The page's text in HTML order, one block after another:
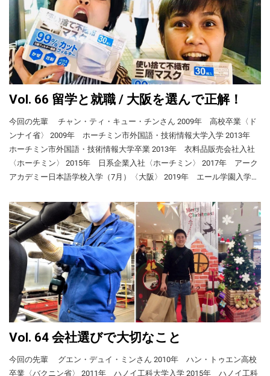
もありました。しかし、往復6～8時間の移動
が毎日続いても、手当はまったく増えません
でした。また、それ以外にも次のようなこと
がありました。 ①毎日忙しく、昼の休憩なし
で働き続けることが2日に1回ほどありまし
た。しかし、昼の休憩（1時間）をつぶして働
いても残業代は増えませんでした。 ②毎日、
の時間にも残業代が支払われませんでした。
りましたが、私たちがもらった残業代（毎月5
時間分）はそれすらカバーできない額でし
た。このため手取り給料は9～10万円しかあ
りませんでした。 私の家計簿（1カ月の平
均） ※今の職場での家計簿 ※100円＝約18,218
費などを引いた手取り給料 ＊寮費（15,000
円）、電気・ガス・水道（6,000円） 支出：
45,000円 食費（主に自炊） ¥30,000 生活雑
貨、衣類 ¥10,000 交際費など雑費 ¥5,000 毎月
の差額：55,000円 低賃金と暴力・暴言 私はベ
トナムでこの会社の社長に面接（通訳付き）
をしてもらったとき、毎月18万円もらえると
聞きました。しかし、来日して先輩に聞く
と、手取り18万円もらえたのは1回だけだっ
たそうです。 移動時間が長く、仕事内容は過
酷で、残業代も十分に支払われないうえ、一
緒に働く日本人の一部（3人）は気に入らない
ことがあるとすぐに怒鳴りました。私はラチ
話や文化交流など ・観光もあり、私たちボランティアが日本人学生た
ちをエスコート プログラムで友だちになった学生のうち数人とは、私
が日本に留学したときに再会しました。中には、東京から京都に会いに
来てくれた友人もいました。 短期交流で初めて日本へ 明治大学の学生
たちと東京観光 私は大学2年生が終わった2019年6月に3週間、明治大学
の短期交流プログラムに参加するために初めて来日しました。 ・この
日本への飛行機代のみ自己負担 ・3週間の宿泊費と授業料は明治大学が
負担 ・JASSOから1人80,000円の奨学金 このプログラムでは、明治大学
の学生たちが私たちと一緒に研究をし、東京の案内もしてくれました。
また、富山県の観光地に外国人観光客を誘致するための動画を制作した
り、三味線（しゃみせん＝日本の伝統楽器）を体験したり、神社で巫女
（みこ）の服装や神楽舞（かぐらまい）を体験したりしました。 私た
大学で私の成績は同学年約200人の中で2番でした。そのため、大学から
国費留学の推薦をもらってハノイの日本国大使館で試験を受け、2020年
9月から1年間、京都大学に留学させてもらえました。 新型コロナ対策
で、日本入国後、成田空港近くのホテルで15日間隔離されました。その
後、京都大学や大学院に留学するベトナム人3人と一緒に夜行バスで京
都に行き、留学が始まりました。国費留学なので授業料は無料です。日
本政府から十分な奨学金ももらっているので、アルバイトはしませんで
した。 ・住居は大学の留学生寮：同じ棟に同級生11人（中国人5人、ベ
トナム人2人、ロシア・イギリス・インド・ルーマニア各1人） ・寮で
の共通言語は日本語 ・大学へは地下鉄とバスで通学（約30分）。春と
秋は自転車だけで通学。 新型コロナ禍での大学のプログラム 京都大学
が多かったのですが、感染拡大が落ち着いている時期には対面授業もあ
た財布が戻ってきた！ • トピックス <!-- --> 留学前の日本語学習 日本に
向けて旅立つ前、空港で家族とお別れ〈2019年〉 日本語センターで14
カ月間勉強 母の勧めで留学を決め、高校3年のときから14カ月間、ホー
チミンの日本語センターで日本語能力試験（JLPT）N４レベルまで勉強
しました。毎日、学校で7時間、自宅で3時間勉強しました。 北海道に
決めた理由 東京の日本語学校に入ろうとしましたが、在留許可を取れ
なかったので、半年後に、北海道の日本語学校に入る前提で再トライし
ました。すると、在留資格を取れました。私と同じように東京の学校が
だめだったので地方に変更するという人はたくさんいます。 来日後の
日本語学習 自宅で漢字の勉強 私の来日後の日本語学習について紹介し
ます。 ・来日（2019年4月）→N３合格（2020年12月）→N２合格
（2021年12月） ・使った教材：みんなの日本語、「新完全マスター」
シリーズ、「総まとめ」シリーズ、「耳から覚える」シリーズなど ・
型コロナで登校する機会が減ったときは、YouTubeの日本語ニュースや
日本語のアニメやドラマ（ベトナム語字幕付き）でも勉強 親切な人た
ちに囲まれてアルバイト カニ料理店 ・最初のアルバイト（1年間）。皿
洗い。 ・学校からの紹介 ・時給は高いが、とても忙しかった。あまり
日本語を話さない。 ・その後、居酒屋でも働いたが、帰宅が夜遅いの
で、2カ月で退職 スーパーマーケット ・おかずをパックに入れる仕事
（1年間） ・先輩留学生からの紹介 ・平日は13:00～17:00、土日は7:00
～16:00 ・会話が多く、日本語が上達した。 ・余ったおかずをもらえる
こともあった。 スーパーでは、若者は自分だけで、おじいさんやおば
ときにご飯やお菓子を食べながらたくさん話をしました。私の誕生日に
はケーキを買ってくれ、お祝いの歌も歌ってくれました。大学進学後
は、自宅から遠くなったので退職しましたが、今でもおばあさん３、４
Vol. 66 留学と就職 / 大阪を選んで正解！
今回の先輩 チャン・ティ・キュー・チンさん 2009年 高校卒業〈ド
ンナイ省〉 2009年 ホーチミン市外国語・技術情報大学入学 2013年
ホーチミン市外国語・技術情報大学卒業 2013年 衣料品販売会社入社
〈ホーチミン〉 2015年 日系企業入社〈ホーチミン〉 2017年 アーク
アカデミー日本語学校入学（7月）〈大阪〉 2019年 エール学園入学
ンナイ省出身〉 チンさんは「東京より物価が安く、人情のある町で住
みやすい」と聞いた大阪を留学先に選んで大正解だったと感じている。
また、アルバイト先の人情豊かなおばさんたちから日本語を教えてもら
い、日本語力がぐんぐん伸びた。チンさんの留学＆就活体験記を紹介す
る。 〈このページの内容〉 • 会社をやめて留学の夢を実現 • 大阪を選ん
だ理由 • 日本語学校の選び方 • アルバイトで会話力向上 • 就職に強い
「エール学園」 • 学園の就活プログラムを活用 • アカカベでの仕事 • 日
本での生活 • ベトナムと日本を行き来したい 会社をやめて留学の夢を実
現 勤務先の日系企業で〈2017年〉 私はいつか留学したいと思っていま
したが、大学時代は資金もなく、就職してからは、交際していた彼（今
の夫）が同意してくれなかったので、留学を実行に移せませんでした。
そんな中、衣料品メーカーに2年間勤務後、日系企業（ミシンとプリン
ターのメーカー）に転職しました。日本語は片言だったので、私が同社
Vol. 64 会社選びで大切なこと
今回の先輩 グエン・デュイ・ミンさん 2010年 ハン・トゥエン高校
卒業〈バクニン省〉 2011年 ハノイ工科大学入学 2015年 ハノイ工科